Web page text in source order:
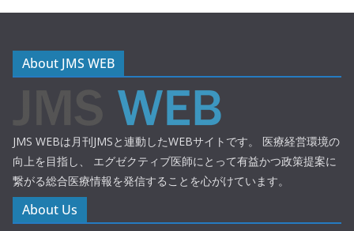
About JMS WEB
JMS WEBは月刊JMSと連動したWEBサイトです。 医療経営環境の
向上を目指し、 エグゼクティブ医師にとって有益かつ政策提案に
繋がる総合医療情報を発信することを心がけています。
About Us